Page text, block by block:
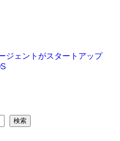
ジェントがスタートアップ
検索